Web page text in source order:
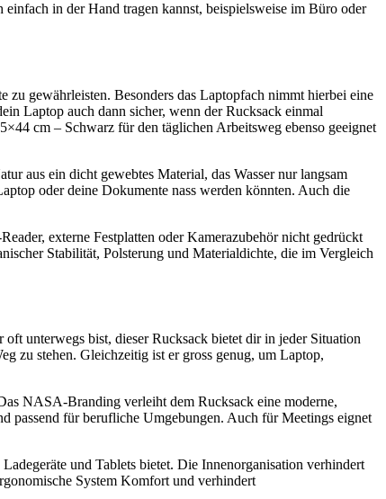
in der Hand tragen kannst, beispielsweise im Büro oder
gewährleisten. Besonders das Laptopfach nimmt hierbei eine
Laptop auch dann sicher, wenn der Rucksack einmal
cm – Schwarz für den täglichen Arbeitsweg ebenso geeignet
aus ein dicht gewebtes Material, das Wasser nur langsam
oder deine Dokumente nass werden könnten. Auch die
externe Festplatten oder Kamerazubehör nicht gedrückt
Stabilität, Polsterung und Materialdichte, die im Vergleich
unterwegs bist, dieser Rucksack bietet dir in jeder Situation
zu stehen. Gleichzeitig ist er gross genug, um Laptop,
NASA-Branding verleiht dem Rucksack eine moderne,
passend für berufliche Umgebungen. Auch für Meetings eignet
und Tablets bietet. Die Innenorganisation verhindert
System Komfort und verhindert